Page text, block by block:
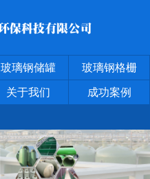
玻璃钢储罐 玻璃钢格栅
关于我们 成功案例